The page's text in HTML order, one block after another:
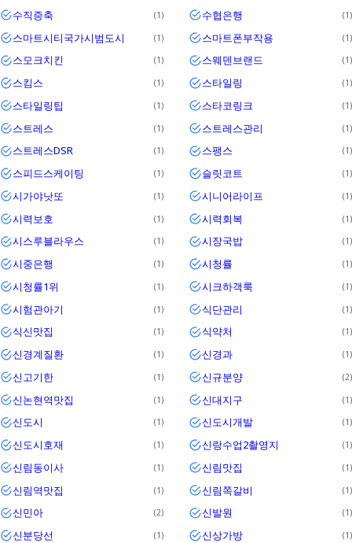
수직증축 1 수협은행 1
스마트시티국가시범도시 1 스마트폰부작용 1
스모크치킨 1 스웨덴브랜드 1
스킴스 1 스타일링 1
스타일링팁 1 스타코링크 1
스트레스 1 스트레스관리 1
스트레스DSR 1 스팽스 1
스피드스케이팅 1 슬릿코트 1
시가야낫또 1 시니어라이프 1
시력보호 1 시력회복 1
시스루블라우스 1 시장국밥 1
시중은행 1 시청률 1
시청률1위 1 시크하객룩 1
시험관아기 1 식단관리 1
식신맛집 1 식약처 1
신경계질환 1 신경과 1
신고기한 1 신규분양 2
신논현역맛집 1 신대지구 1
신도시 1 신도시개발 1
신도시호재 1 신랑수업2촬영지 1
신림동이사 1 신림맛집 1
신림역맛집 1 신림쪽갈비 1
신민아 2 신발원 1
신분당선 1 신상가방 1